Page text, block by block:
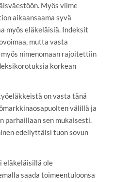
Myös viime
aikaansaama syvä
myös eläkeläisiä. Indeksit
mutta vasta
nimenomaan rajoitettiin
korkean
on vasta tänä
välillä ja
parhaillaan sen mukaisesti.
edellyttäisi tuon sovun
eläkeläisillä ole
saada toimeentuloonsa